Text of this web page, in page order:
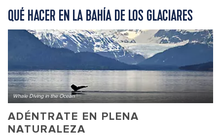
QUÉ HACER EN LA BAHÍA DE LOS GLACIARES
Whale Diving in the Ocean
ADÉNTRATE EN PLENA
NATURALEZA